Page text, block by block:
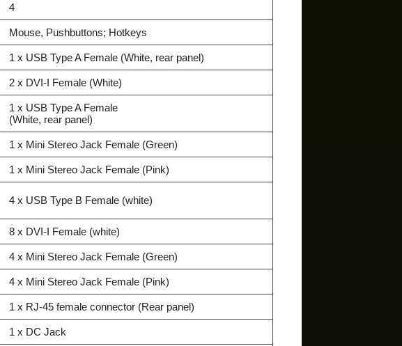
4
Mouse, Pushbuttons; Hotkeys
1 x USB Type A Female (White, rear panel)
2 x DVI-I Female (White)
1 x USB Type A Female
(White, rear panel)
1 x Mini Stereo Jack Female (Green)
1 x Mini Stereo Jack Female (Pink)
4 x USB Type B Female (white)
8 x DVI-I Female (white)
4 x Mini Stereo Jack Female (Green)
4 x Mini Stereo Jack Female (Pink)
1 x RJ-45 female connector (Rear panel)
1 x DC Jack